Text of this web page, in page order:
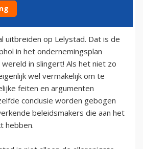
uitbreiden op Lelystad. Dat is de
in het ondernemingsplan
in slingert! Als het niet zo
wel vermakelijk om te
feiten en argumenten
conclusie worden gebogen
beleidsmakers die aan het
hebben.